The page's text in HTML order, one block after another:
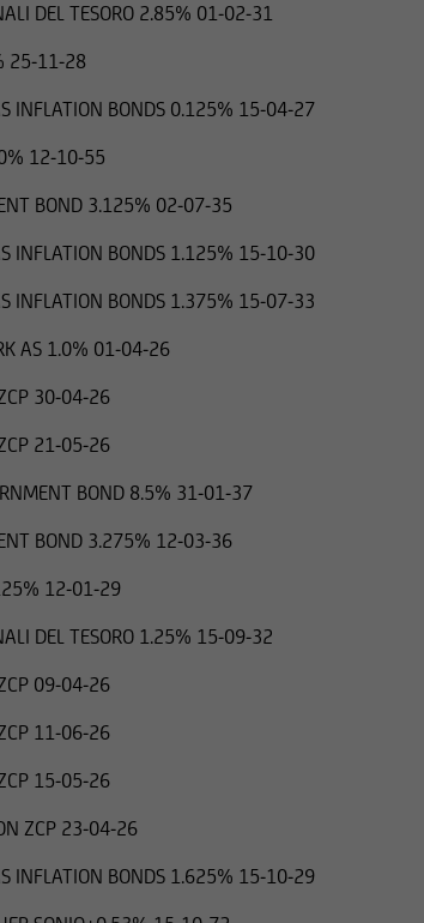
DEL TESORO 2.85% 01-02-31
25-11-28
INFLATION BONDS 0.125% 15-04-27
12-10-55
BOND 3.125% 02-07-35
INFLATION BONDS 1.125% 15-10-30
INFLATION BONDS 1.375% 15-07-33
AS 1.0% 01-04-26
30-04-26
21-05-26
BOND 8.5% 31-01-37
BOND 3.275% 12-03-36
12-01-29
DEL TESORO 1.25% 15-09-32
09-04-26
11-06-26
15-05-26
ZCP 23-04-26
INFLATION BONDS 1.625% 15-10-29